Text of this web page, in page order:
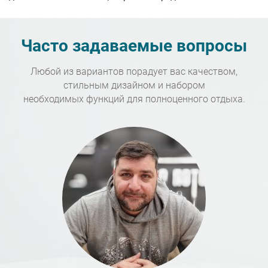
Часто задаваемые вопросы
Любой из вариантов порадует вас качеством,
стильным дизайном и набором
необходимых функций для полноценного отдыха.